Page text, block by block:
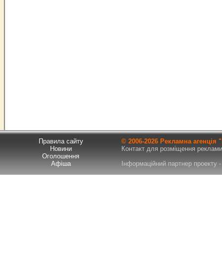
Правила сайту
Новини
Оголошення
Афіша
© 2006-2026 Рекламна
Контакт для розміщення
Інформаційний партнер проекту